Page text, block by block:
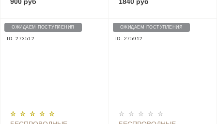
CLASSIC BLACK
PLUS, BLACK
ОЖИДАЕМ ПОСТУПЛЕНИЯ
ID: 273512
ОЖИДАЕМ ПОСТУПЛЕНИЯ
ID: 275912